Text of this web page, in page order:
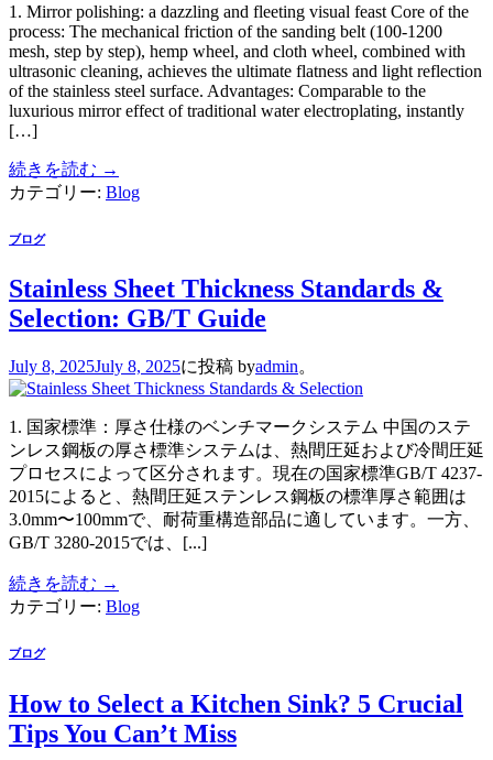
1. Mirror polishing: a dazzling and fleeting visual feast Core of the
process: The mechanical friction of the sanding belt (100-1200
mesh, step by step), hemp wheel, and cloth wheel, combined with
ultrasonic cleaning, achieves the ultimate flatness and light reflection
of the stainless steel surface. Advantages: Comparable to the
luxurious mirror effect of traditional water electroplating, instantly
[…]
続きを読む →
カテゴリー: Blog
ブログ
Stainless Sheet Thickness Standards &
Selection: GB/T Guide
July 8, 2025July 8, 2025に投稿 byadmin。
1. 国家標準：厚さ仕様のベンチマークシステム 中国のステ
ンレス鋼板の厚さ標準システムは、熱間圧延および冷間圧延
プロセスによって区分されます。現在の国家標準GB/T 4237-
2015によると、熱間圧延ステンレス鋼板の標準厚さ範囲は
3.0mm〜100mmで、耐荷重構造部品に適しています。一方、
GB/T 3280-2015では、[...]
続きを読む →
カテゴリー: Blog
ブログ
How to Select a Kitchen Sink? 5 Crucial
Tips You Can’t Miss